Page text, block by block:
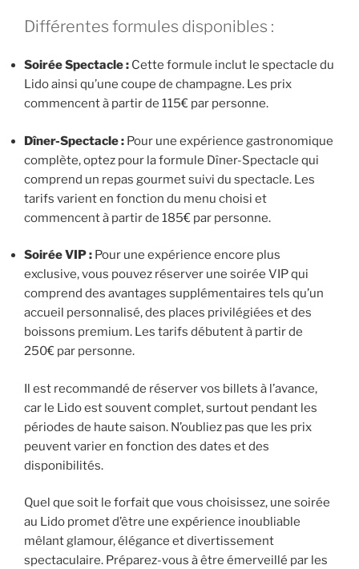
Différentes formules disponibles :
Soirée Spectacle : Cette formule inclut le spectacle du
Lido ainsi qu’une coupe de champagne. Les prix
commencent à partir de 115€ par personne.
Dîner-Spectacle : Pour une expérience gastronomique
complète, optez pour la formule Dîner-Spectacle qui
comprend un repas gourmet suivi du spectacle. Les
tarifs varient en fonction du menu choisi et
commencent à partir de 185€ par personne.
Soirée VIP : Pour une expérience encore plus
exclusive, vous pouvez réserver une soirée VIP qui
comprend des avantages supplémentaires tels qu’un
accueil personnalisé, des places privilégiées et des
boissons premium. Les tarifs débutent à partir de
250€ par personne.
Il est recommandé de réserver vos billets à l’avance,
car le Lido est souvent complet, surtout pendant les
périodes de haute saison. N’oubliez pas que les prix
peuvent varier en fonction des dates et des
disponibilités.
Quel que soit le forfait que vous choisissez, une soirée
au Lido promet d’être une expérience inoubliable
mêlant glamour, élégance et divertissement
spectaculaire. Préparez-vous à être émerveillé par les